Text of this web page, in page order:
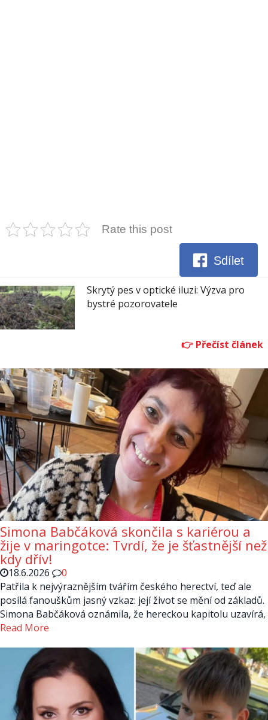
Rate this post
Sdílet
Skrytý pes v optické iluzi: Výzva pro
bystré pozorovatele
Simona Babčáková skončila s kariérou a
žije v maringotce: Tvrdí, že je šťastnější než
kdy dřív!
18.6.2026
0
Patřila k nejvýraznějším tvářím českého herectví, teď ale
posílá fanouškům jasný vzkaz: její život se mění od základů.
Simona Babčáková oznámila, že hereckou kapitolu uzavírá,
Read More